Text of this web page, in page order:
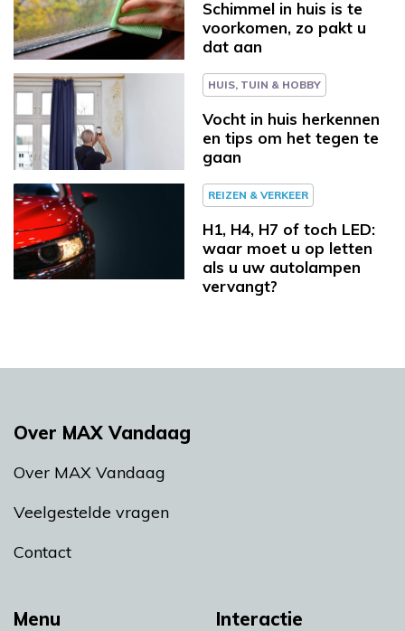
Schimmel in huis is te
voorkomen, zo pakt u
dat aan
HUIS, TUIN & HOBBY
Vocht in huis herkennen
en tips om het tegen te
gaan
REIZEN & VERKEER
H1, H4, H7 of toch LED:
waar moet u op letten
als u uw autolampen
vervangt?
Menu Interactie
Over MAX Vandaag
Over MAX Vandaag
Veelgestelde vragen
Contact